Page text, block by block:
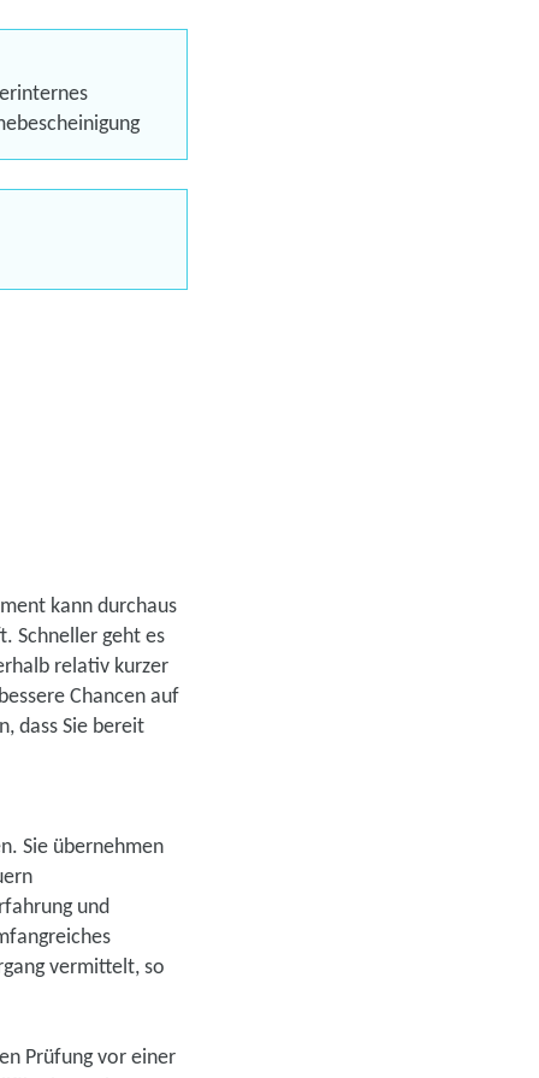
jetzt
kann durchaus
Schneller geht es
relativ kurzer
Chancen auf
dass Sie bereit
Sie übernehmen
und
vermittelt, so
Prüfung vor einer